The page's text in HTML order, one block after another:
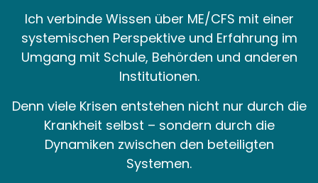
Ich verbinde Wissen über ME/CFS mit einer
systemischen Perspektive und Erfahrung im
Umgang mit Schule, Behörden und anderen
Institutionen.
Denn viele Krisen entstehen nicht nur durch die
Krankheit selbst – sondern durch die
Dynamiken zwischen den beteiligten
Systemen.